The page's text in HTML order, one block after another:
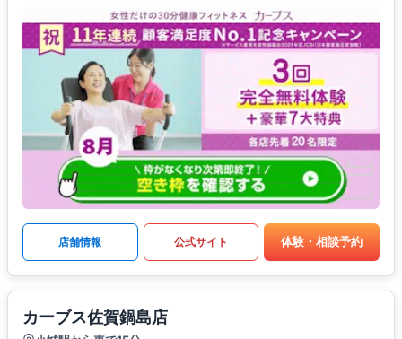
店舗情報 公式サイト 体験・相談予約
カーブス佐賀鍋島店